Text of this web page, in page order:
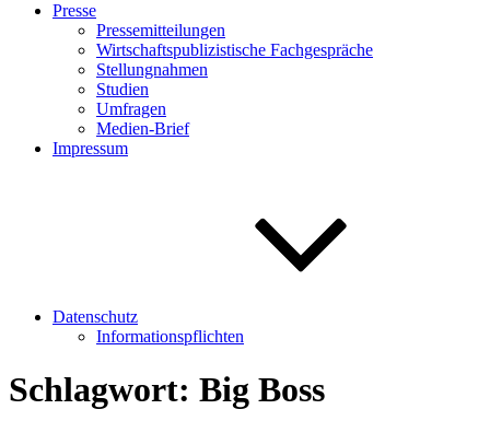
Presse
Pressemitteilungen
Wirtschaftspublizistische Fachgespräche
Stellungnahmen
Studien
Umfragen
Medien-Brief
Impressum
Datenschutz
Informationspflichten
Schlagwort: Big Boss